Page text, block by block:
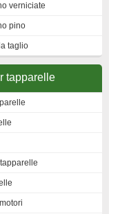
verniciate
pino
taglio
tapparelle